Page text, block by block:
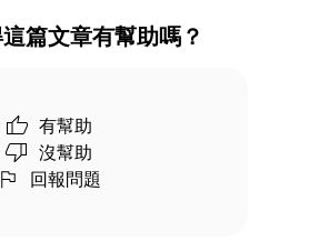
篇文章有幫助嗎？
有幫助
沒幫助
回報問題